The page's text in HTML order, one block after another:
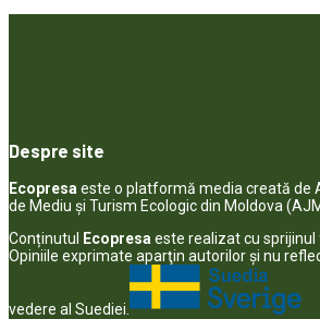
Despre site
Ecopresa este o platformă media creată de
de Mediu și Turism Ecologic din Moldova
Conținutul Ecopresa este realizat cu sprijinul
Opiniile exprimate aparţin autorilor şi nu
vedere al Suediei.